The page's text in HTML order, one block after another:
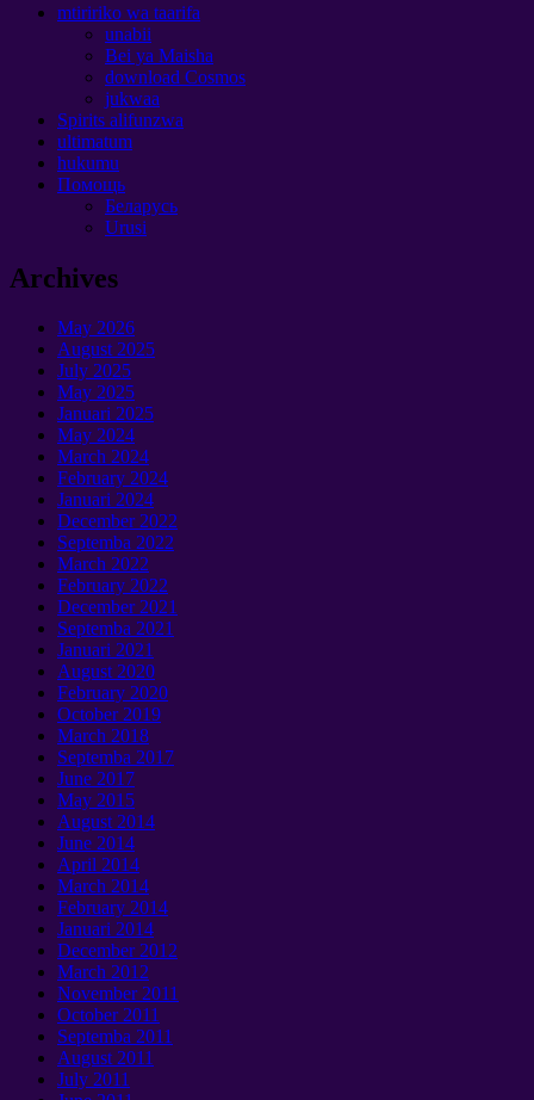
mtiririko wa taarifa
unabii
Bei ya Maisha
download Cosmos
jukwaa
Spirits alifunzwa
ultimatum
hukumu
Помощь
Беларусь
Urusi
Archives
May 2026
August2025
July 2025
May 2025
Januari 2025
May 2024
March 2024
February 2024
Januari 2024
December2022
Septemba 2022
March 2022
February 2022
December2021
Septemba 2021
Januari 2021
August2020
February 2020
October2019
March 2018
Septemba 2017
June 2017
May 2015
August2014
June 2014
April 2014
March 2014
February 2014
Januari 2014
December2012
March 2012
November2011
October2011
Septemba 2011
August2011
July 2011